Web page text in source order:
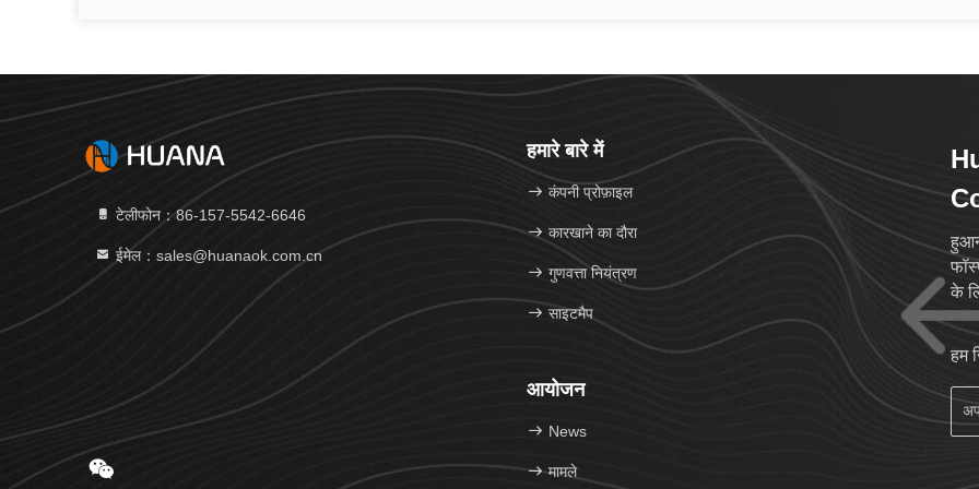
टेलीफोन：86-157-5542-6646
ईमेल：sales@huanaok.com.cn
हमारे बारे में
कंपनी प्रोफ़ाइल
कारखाने का दौरा
गुणवत्ता नियंत्रण
साइटमैप
आयोजन
News
मामले
के
हम